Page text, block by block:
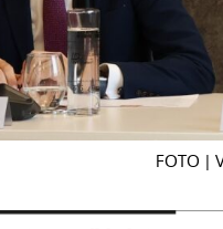
FOTO |